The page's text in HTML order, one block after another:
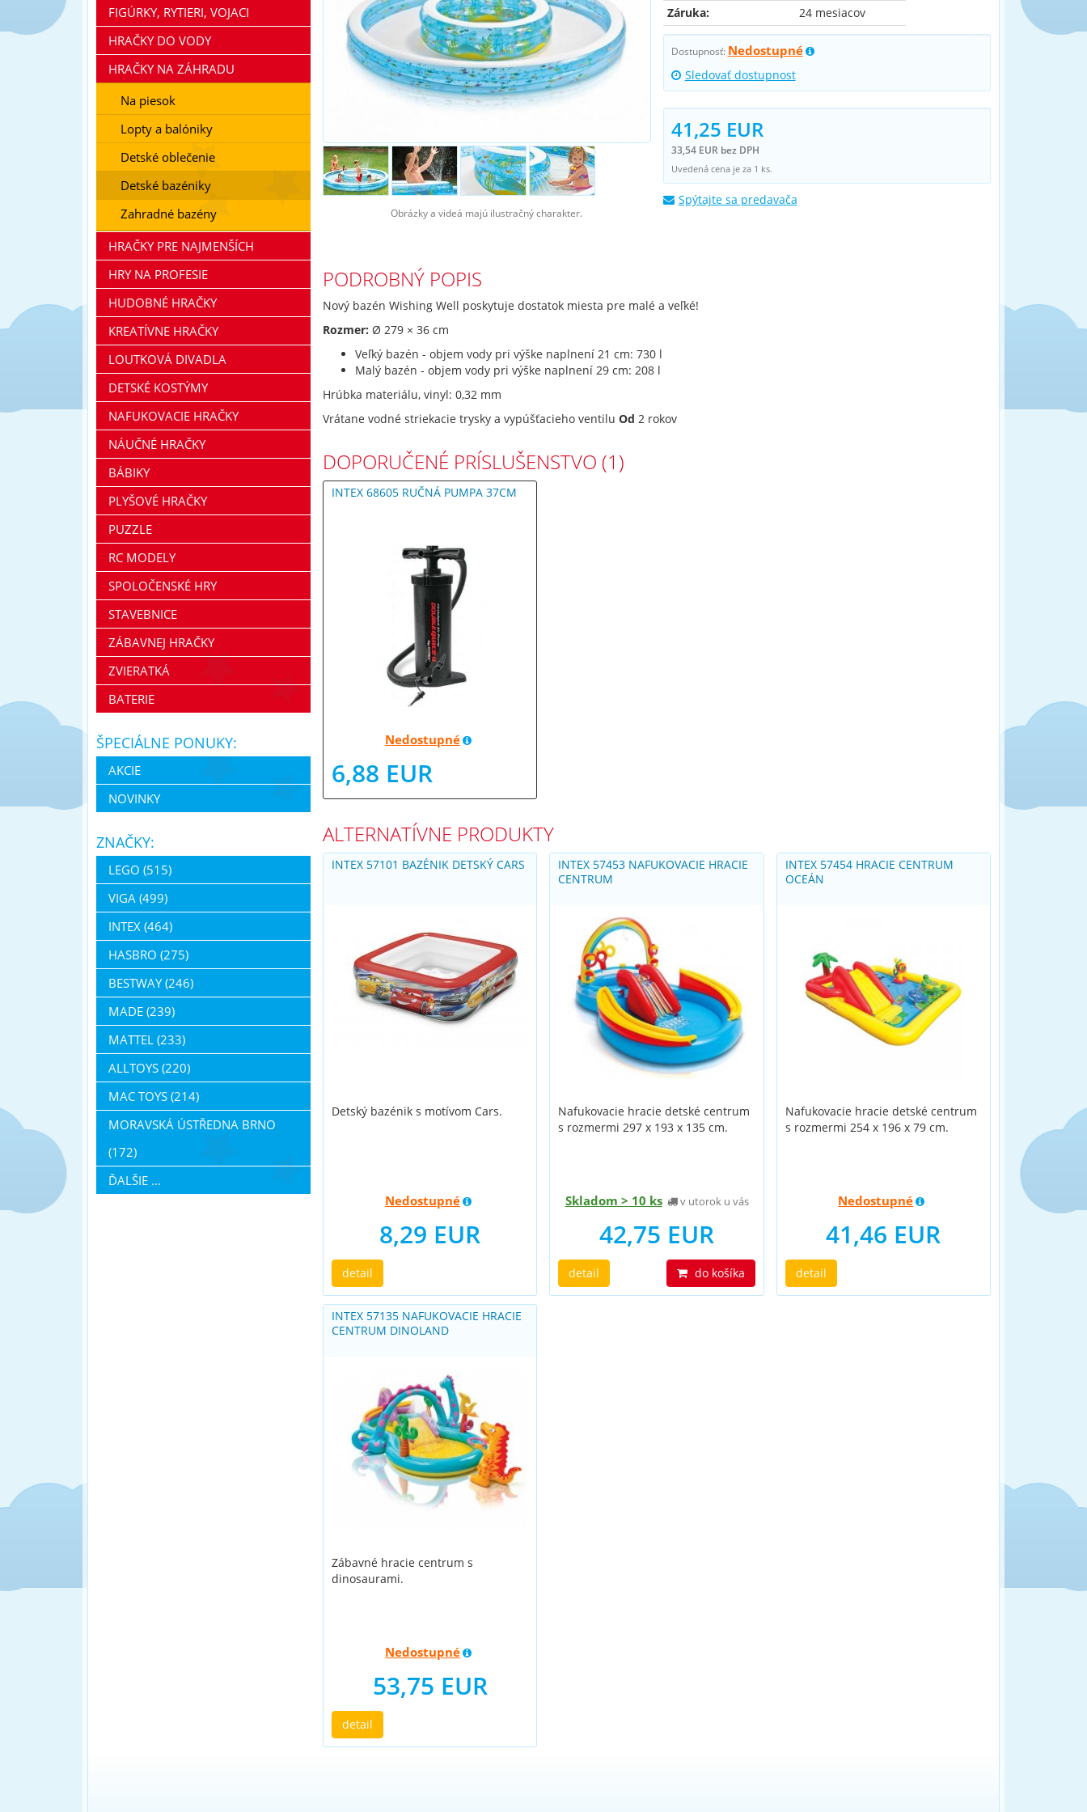
Obrázky a videá majú ilustračný charakter.
Záruka:
24 mesiacov
Dostupnosť: Nedostupné
Sledovať dostupnost
41,25 EUR
33,54 EUR bez DPH
Uvedená cena je za 1 ks.
Spýtajte sa predavača
PODROBNÝ POPIS
Nový bazén Wishing Well poskytuje dostatok miesta pre malé a veľké!
Rozmer: Ø 279 × 36 cm
Veľký bazén - objem vody pri výške naplnení 21 cm: 730 l
Malý bazén - objem vody pri výške naplnení 29 cm: 208 l
Hrúbka materiálu, vinyl: 0,32 mm
Vrátane vodné striekacie trysky a vypúšťacieho ventiluOd 2 rokov
DOPORUČENÉ PRÍSLUŠENSTVO (1)
INTEX 68605 RUČNÁ PUMPA 37CM
Nedostupné
6,88 EUR
ALTERNATÍVNE PRODUKTY
INTEX 57101 BAZÉNIK DETSKÝ CARS
Detský bazénik s motívom Cars.
Nedostupné
8,29 EUR
detail
INTEX 57453 NAFUKOVACIE HRACIE
CENTRUM
Nafukovacie hracie detské centrum
s rozmermi 297 x 193 x 135 cm.
Skladom > 10 ks v utorok u vás
42,75 EUR
detail do košíka
INTEX 57454 HRACIE CENTRUM
OCEÁN
Nafukovacie hracie detské centrum
s rozmermi 254 x 196 x 79 cm.
Nedostupné
41,46 EUR
detail
INTEX 57135 NAFUKOVACIE HRACIE
CENTRUM DINOLAND
Zábavné hracie centrum s
dinosaurami.
Nedostupné
53,75 EUR
detail
FIGÚRKY, RYTIERI, VOJACI
HRAČKY DO VODY
HRAČKY NA ZÁHRADU
Na piesok
Lopty a balóniky
Detské oblečenie
Detské bazéniky
Zahradné bazény
HRAČKY PRE NAJMENŠÍCH
HRY NA PROFESIE
HUDOBNÉ HRAČKY
KREATÍVNE HRAČKY
LOUTKOVÁ DIVADLA
DETSKÉ KOSTÝMY
NAFUKOVACIE HRAČKY
NÁUČNÉ HRAČKY
BÁBIKY
PLYŠOVÉ HRAČKY
PUZZLE
RC MODELY
SPOLOČENSKÉ HRY
STAVEBNICE
ZÁBAVNEJ HRAČKY
ZVIERATKÁ
BATERIE
ŠPECIÁLNE PONUKY:
AKCIE
NOVINKY
ZNAČKY:
LEGO (515)
VIGA (499)
INTEX (464)
HASBRO (275)
BESTWAY (246)
MADE (239)
MATTEL (233)
ALLTOYS (220)
MAC TOYS (214)
MORAVSKÁ ÚSTŘEDNA BRNO
(172)
ĎALŠIE ...